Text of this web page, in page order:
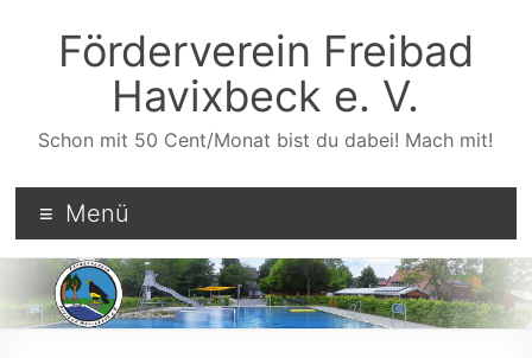
wechselnFörderverein Freibad
Havixbeck e. V.
Schon mit 50 Cent/Monat bist du dabei! Mach mit!
Menü